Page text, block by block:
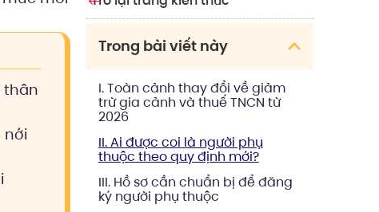
thân
nới
Trong bài viết này
I. Toàn cảnh thay đổi về giảm
trừ gia cảnh và thuế TNCN từ
2026
II. Ai được coi là người phụ
thuộc theo quy định mới?
III. Hồ sơ cần chuẩn bị để đăng
ký người phụ thuộc